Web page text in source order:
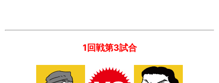
1回戦第3試合